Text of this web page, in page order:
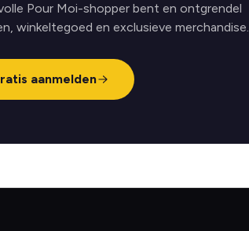
Pour Moi-shopper bent en ontgrendel
winkeltegoed en exclusieve merchandise.
aanmelden